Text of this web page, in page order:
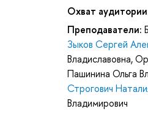
Охват
Преподаватели:
Зыков Сергей
Владиславовна,
Пашинина Ольга
Строгович
Владимирович